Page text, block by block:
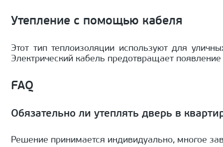
Утепление с помощью кабеля
Этот тип теплоизоляции используют для
Электрический кабель предотвращает
FAQ
Обязательно ли утеплять дверь в
Решение принимается индивидуально, многое